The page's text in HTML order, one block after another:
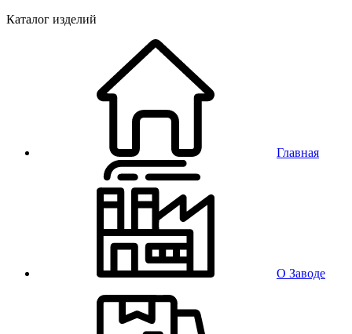
Каталог изделий
Главная
О Заводе